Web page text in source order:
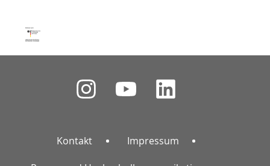
Kontakt Impressum